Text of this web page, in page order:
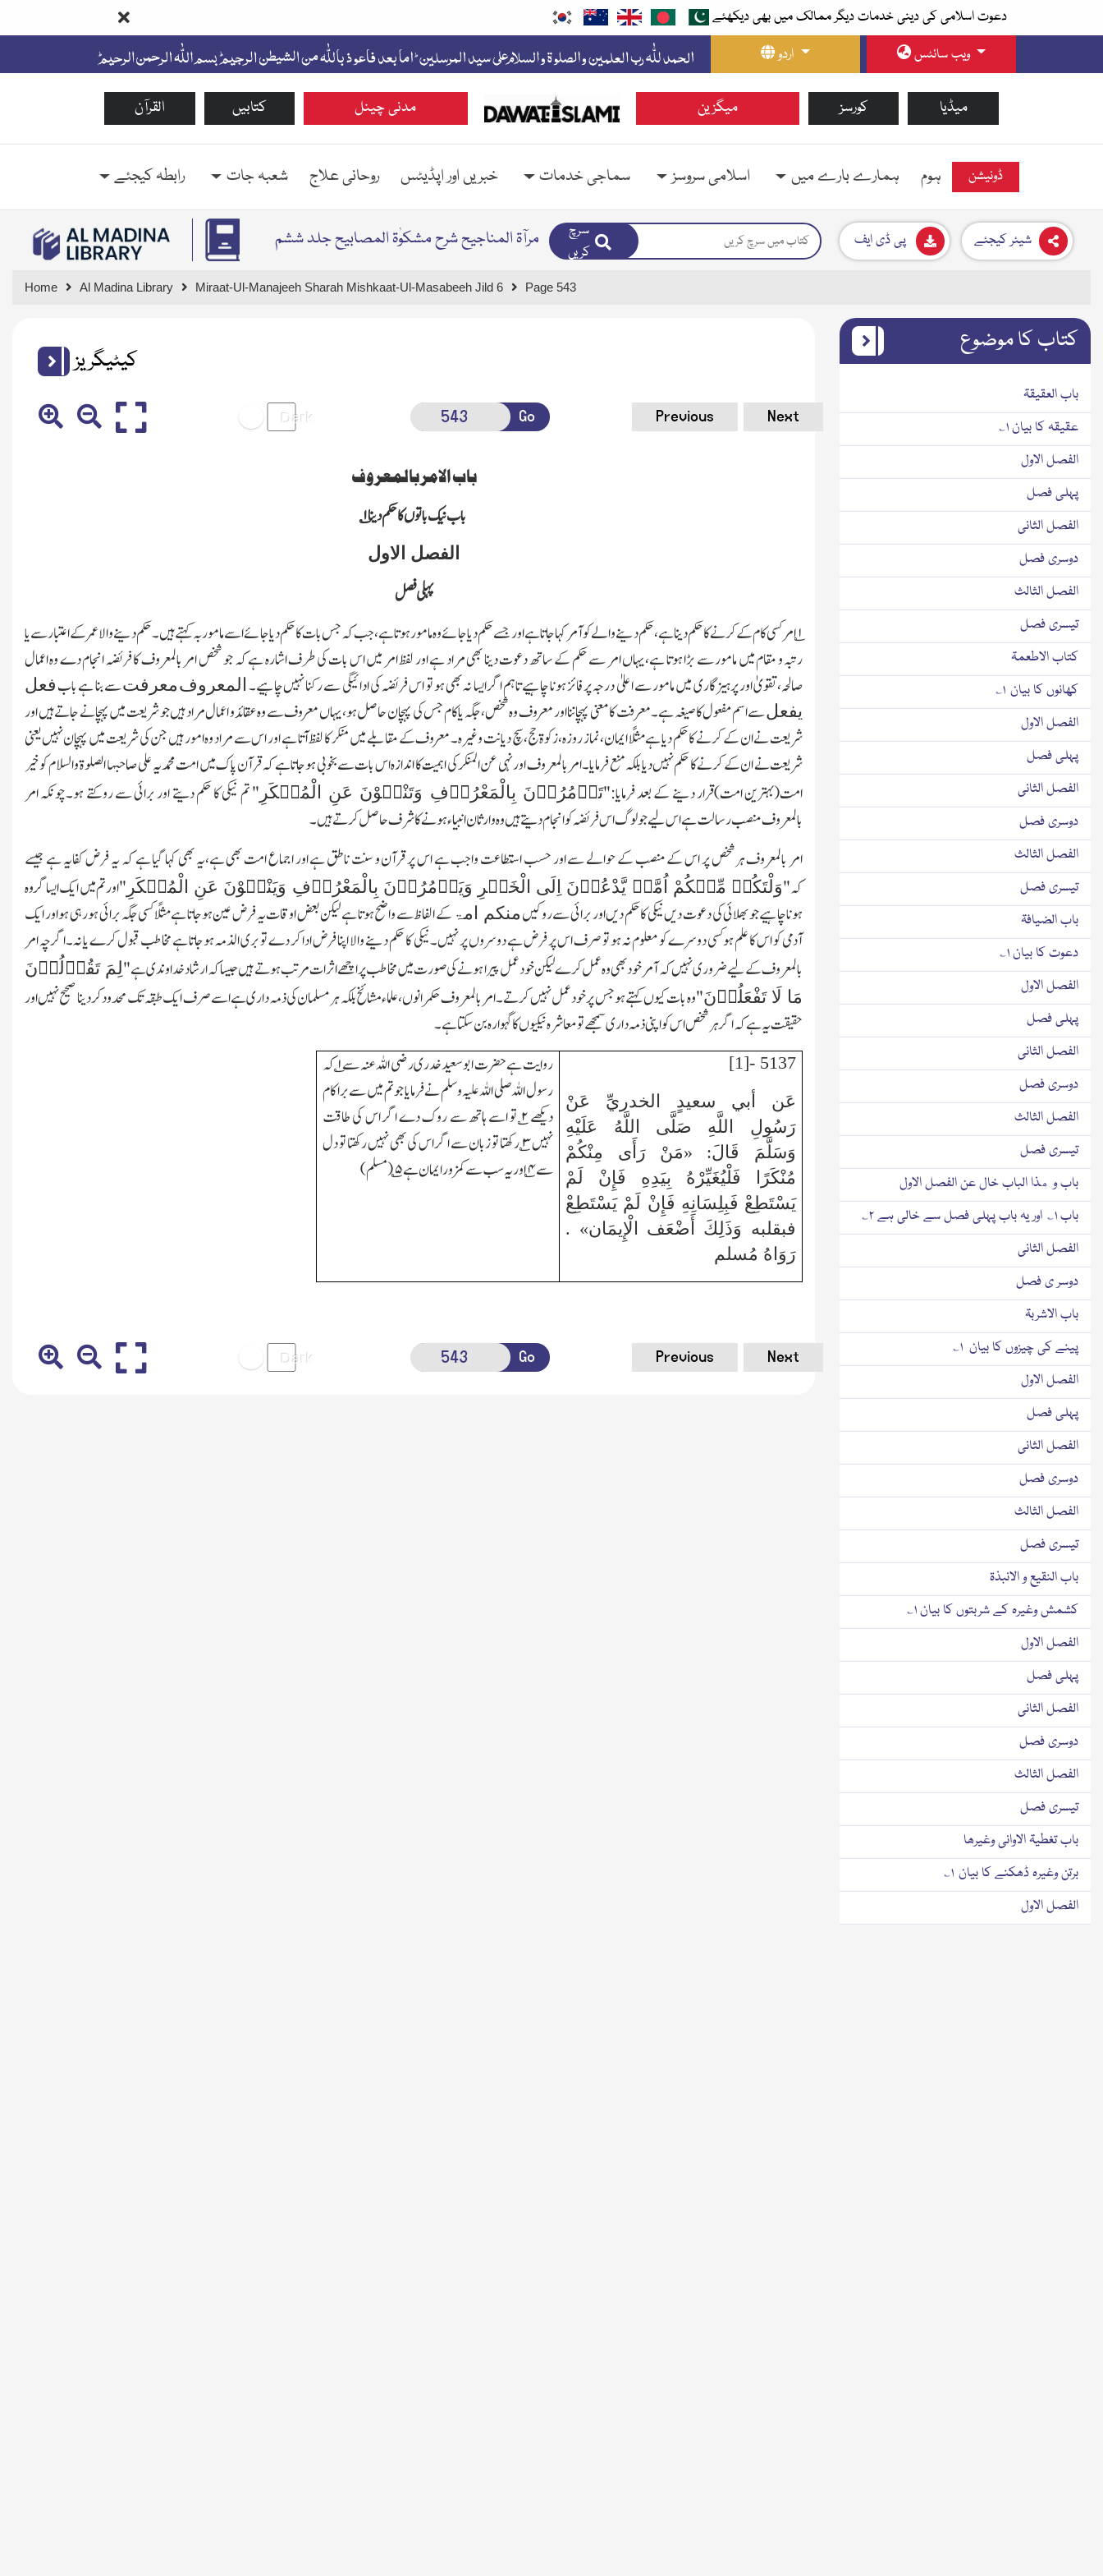
دعوت اسلامی کی دینی خدمات دیگر ممالک میں بھی دیکھئے
اردو
ویب سائٹس
القرآن کتابیں مدنی چینل میگزین کورسز میڈیا
ہوم ہمارے بارے میں اسلامی سروسز سماجی خدمات خبریں اور اپڈیٹس روحانی علاج شعبہ جات رابطہ کیجئے ڈونیشن
مرآۃ المناجیح شرح مشکوٰۃ المصابیح جلد ششم
سرچ
کریں
پی ڈی ایف شیئر کیجئے
Home Al Madina Library Miraat-Ul-Manajeeh Sharah Mishkaat-Ul-Masabeeh Jild 6 Page 543
کیٹیگریز
Go Previous Next
باب الامر بالمعروف
باب نیک باتوں کا حکم دینا ۱؎
الفصل الاول
پہلی فصل
۱؎ امر
کسی کام کے کرنے کا حکم دینا ہے،حکم دینے والے کو آمر کہا جاتا ہے اور جسے حکم دیا جائے وہ مامور ہوتا ہے،جب کہ جس بات کا حکم دیا جائے اسے مامور بہ کہتے ہیں۔حکم دینے والا عمر کے اعتبار سے یا
رتبہ و مقام میں مامور سے بڑا ہوتا ہے،یہاں امر سے حکم کے ساتھ دعوت دینا بھی مراد ہے اور لفظ امر میں اس بات کی طرف اشارہ ہے کہ جو شخص امر بالمعروف کا فریضہ انجام دے وہ اعمال
صالحہ،تقویٰ اور پرہیزگاری میں مامور سے اعلیٰ درجہ پر فائز ہونا چاہیے تاہم اگر ایسا نہ بھی ہو تو اس فریضہ کی ادائیگی سے رکنا نہیں چاہیے۔المعروفمعرفتسے بنا ہے بابفعل
یفعلسے اسم مفعول کا صیغہ ہے۔ معرفت کا معنی پہچاننا اور معروف وہ شخص،جگہ یا کام جس کی پہچان حاصل ہو،یہاں معروف سے وہ عقائد و اعمال مراد ہیں جو شریعت میں پہچانے جاتے ہیں اور
شریعت نے ان کے کرنے کا حکم دیا ہے مثلًا ایمان،نماز روزہ،زکوۃ حج،سچ دیانت وغیرہ۔ معروف کے مقابلے میں منکر کا لفظ آتا ہے اور اس سے مراد وہ امور ہیں جن کی شریعت میں پہچان نہیں یعنی
شریعت نے ان کے کرنے کا حکم نہیں دیا بلکہ منع فرمایا۔امر بالمعروف اور نہی عن المنکر کی اہمیت کا اندازہ اس بات سے بخوبی ہوجاتا ہے کہ قرآن پاک میں امت محمدیہ علی صا حبہا الصلوۃ والسلام کو خیر
امت(بہترین امت)قرار دینے کے بعد فرمایا:"تَاۡمُرُوۡنَ بِالْمَعْرُوۡفِ وَتَنْہَوْنَ عَنِ الْمُنۡکَرِ "تم نیکی کا حکم دیتے اور برائی سے روکتے ہو۔چونکہ امر
بالمعروف منصب رسالت ہے اس لیے جو لوگ اس فریضہ کو انجام دیتے ہیں وہ وارثان انبیاء ہونے کا شرف حاصل کرتے ہیں۔
امر بالمعروف ہرشخص پر اس کے منصب کے حوالے سے اور حسب استطاعت واجب ہے اس پر قرآن و سنت ناطق ہے اور اجماع امت بھی ہے،یہ بھی کہا گیا ہے کہ یہ فرض کفایہ ہے جیسے
کہ"وَلْتَکُنۡ مِّنۡکُمْ اُمَّۃٌ یَّدْعُوۡنَ اِلَی الْخَیۡرِ وَیَاۡمُرُوۡنَ بِالْمَعْرُوۡفِ وَیَنْہَوْنَ عَنِ الْمُنۡکَرِ "اور تم میں ایک ایسا گروہ
ہونا چاہیے جو بھلائی کی دعوت دیں نیکی کا حکم دیں اور برائی سے روکیںمنکم امۃ کے الفاظ سے واضح ہوتا ہے لیکن بعض اوقات یہ فرض عین ہوجاتا ہے مثلًا کسی جگہ برائی ہو رہی ہو اور ایک
آدمی کو اس کا علم ہوکسی دوسرے کو معلوم نہ ہو تو صرف اس پر فرض ہے دوسروں پر نہیں۔نیکی کا حکم دینے والا اپنا فرض ادا کر دے تو بری الذمہ ہوجاتا ہے مخاطب قبول کرے یا نہ۔اگرچہ امر
بالمعروف کے لیے ضروری نہیں کہ آمر خود بھی وہ عمل کرے لیکن خود عمل پیرا ہونے کی صورت میں مخاطب پر اچھے اثرات مرتب ہوتے ہیں جیساکہ ارشاد خداوندی ہے"لِمَ تَقُوۡلُوۡنَ
مَا لَا تَفْعَلُوۡنَ"وہ بات کیوں کہتے ہوجس پر خود عمل نہیں کرتے۔امر بالمعروف حکمرانوں،علماء مشائخ بلکہ ہر مسلمان کی ذمہ داری ہے اسے صرف ایک طبقہ تک محدودکردینا صحیح نہیں اور
حقیقت یہ ہے کہ اگر ہر شخص اس کو اپنی ذمہ داری سمجھے تو معاشرہ نیکیوں کا گہوارہ بن سکتا ہے۔
5137 -[1]
عَن أبي سعيدٍ الخدريِّ عَنْ
رَسُولِ اللَّهِ صَلَّى اللَّهُ عَلَيْهِ
وَسَلَّمَ قَالَ: «مَنْ رَأَى مِنْكُمْ
مُنْكَرًا فَلْيُغَيِّرْهُ بِيَدِهِ فَإِنْ لَمْ
يَسْتَطِعْ فَبِلِسَانِهِ فَإِنْ لَمْ يَسْتَطِعْ
فبقلبه وَذَلِكَ أَضْعَف الْإِيمَان» .
رَوَاهُ مُسلم
روایت ہے حضرت ابوسعید خدری رضی اللہ عنہ سے ۱؎ کہ
رسول اللہ صلی اللہ علیہ وسلم نے فرمایا جو تم میں سے برا کام
دیکھے ۲؎ تو اسے ہاتھ سے روک دے اگر اس کی طاقت
نہیں ۳؎ رکھتا تو زبان سے اگر اس کی بھی نہیں رکھتا تو دل
سے۴؎ اور یہ سب سے کمزور ایمان ہے۵؎ (مسلم)
Go Previous Next
کتاب کا موضوع
باب العقیقۃ
عقیقہ کا بیان ۱؎
الفصل الاول
پہلی فصل
الفصل الثانی
دوسری فصل
الفصل الثالث
تیسری فصل
کتاب الاطعمۃ
کھانوں کا بیان ۱؎
الفصل الاول
پہلی فصل
الفصل الثانی
دوسری فصل
الفصل الثالث
تیسری فصل
باب الضیافۃ
دعوت کا بیان ۱؎
الفصل الاول
پہلی فصل
الفصل الثانی
دوسری فصل
الفصل الثالث
تیسری فصل
باب و هذا الباب خال عن الفصل الاول
باب ۱؎ اور یہ باب پہلی فصل سے خالی ہے ۲؎
الفصل الثانی
دوسر ی فصل
باب الاشربۃ
پینے کی چیزوں کا بیان ۱؎
الفصل الاول
پہلی فصل
الفصل الثانی
دوسری فصل
الفصل الثالث
تیسری فصل
باب النقیع و الانبذۃ
کشمش وغیرہ کے شربتوں کا بیان ۱؎
الفصل الاول
پہلی فصل
الفصل الثانی
دوسری فصل
الفصل الثالث
تیسری فصل
باب تغطیۃ الاوانی وغیرھا
برتن وغیرہ ڈھکنے کا بیان ۱؎
الفصل الاول